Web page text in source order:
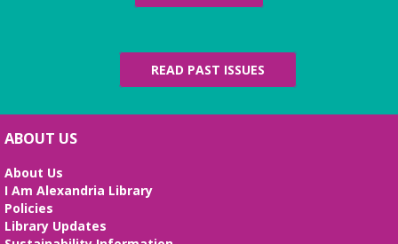
READ PAST ISSUES
ABOUT US
About Us
I Am Alexandria Library
Policies
Library Updates